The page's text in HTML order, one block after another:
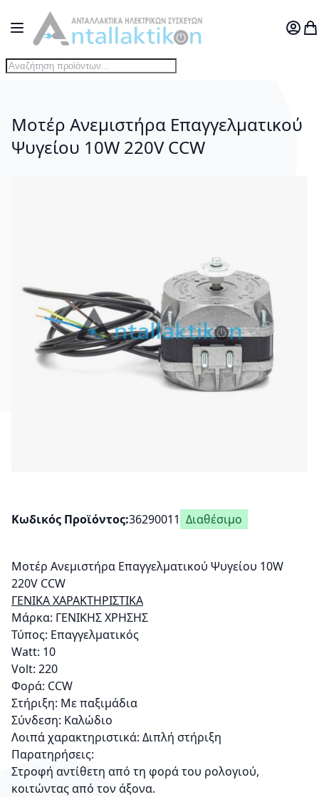
Μετάβαση στο περιεχόμενο
Toggle Nav
Ο
Μοτέρ Ανεμιστήρα Επαγγελματικού
Ψυγείου 10W 220V CCW
Κωδικός Προϊόντος 36290011 Διαθέσιμο
Μοτέρ Ανεμιστήρα Επαγγελματικού Ψυγείου 10W
220V CCW
ΓΕΝΙΚΑ ΧΑΡΑΚΤΗΡΙΣΤΙΚΑ
Μάρκα: ΓΕΝΙΚΗΣ ΧΡΗΣΗΣ
Τύπος: Επαγγελματικός
Watt: 10
Volt: 220
Φορά: CCW
Στήριξη: Με παξιμάδια
Σύνδεση: Καλώδιο
Λοιπά χαρακτηριστικά: Διπλή στήριξη
Παρατηρήσεις:
Στροφή αντίθετη από τη φορά του ρολογιού,
κοιτώντας από τον άξονα.